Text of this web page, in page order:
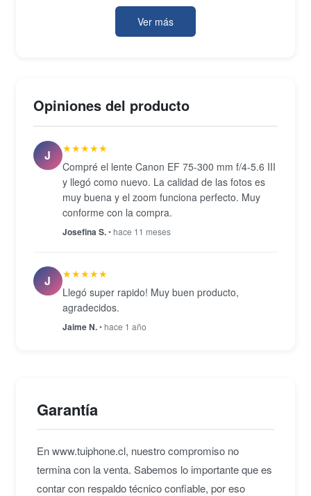
g, el lente resulta manejable en sesiones
prolongadas. La apertura máxima varía entre f/4 en
condiciones de luz. Es una opción concreta para
equipos de mayor envergadura.
Ver más
Opiniones del producto
J
★★★★★
Compré el lente Canon EF 75-300 mm f/4-5.6 III
y llegó como nuevo. La calidad de las fotos es
muy buena y el zoom funciona perfecto. Muy
conforme con la compra.
Josefina S.• hace 11 meses
J
★★★★★
Llegó super rapido! Muy buen producto,
agradecidos.
Jaime N.• hace 1 año
Garantía
En www.tuiphone.cl, nuestro compromiso no
termina con la venta. Sabemos lo importante que es
contar con respaldo técnico confiable, por eso